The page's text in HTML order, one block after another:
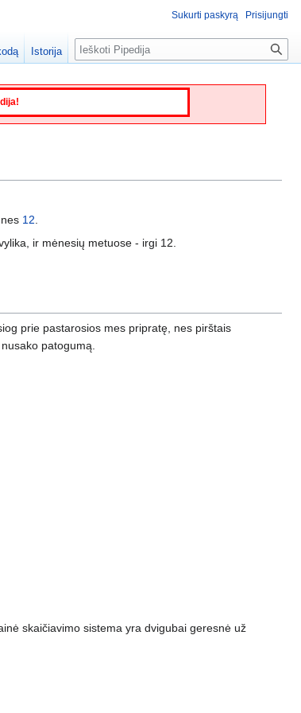
, nes 12
ir mėnesių metuose - irgi 12.
prie pastarosios mes pripratę, nes pirštais
patogumą.
skaičiavimo sistema yra dvigubai geresnė už
Sukurti paskyrą Prisijungti
Istorija Paieška